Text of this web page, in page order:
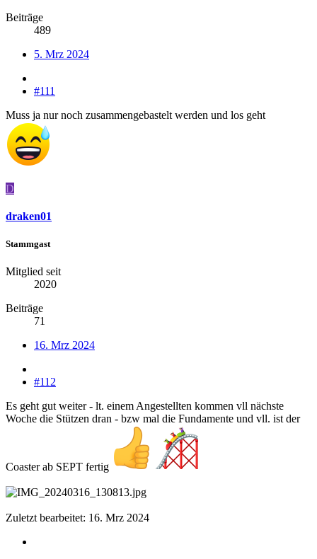
Beiträge
489
5. Mrz 2024
#111
Muss ja nur noch zusammengebastelt werden und los geht
D
draken01
Stammgast
Mitglied seit
2020
Beiträge
71
16. Mrz 2024
#112
Es geht gut weiter - lt. einem Angestellten kommen vll nächste
Woche die Stützen dran - bzw mal die Fundamente und vll. ist der
Coaster ab SEPT fertig
Zuletzt bearbeitet: 16. Mrz 2024